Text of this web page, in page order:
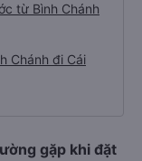
từ Bình Chánh
Chánh đi Cái
gặp khi đặt